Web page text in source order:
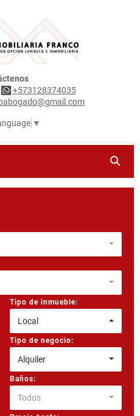
+573128374035
▼
Tipo de inmueble:
Local
Tipo de negocio:
Alquiler
Baños:
Todos